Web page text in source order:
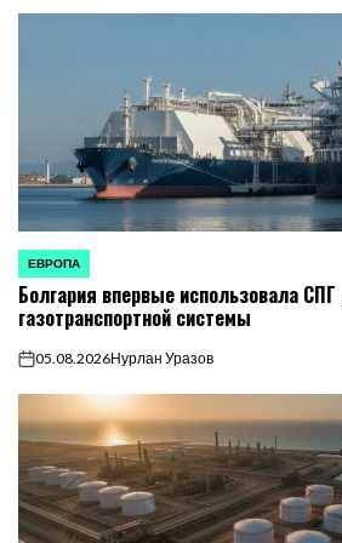
ОПУБЛИКОВАНО
В
ЕВРОПА
Болгария впервые использовала
газотранспортной системы
on05.08.2026Нурлан Уразов